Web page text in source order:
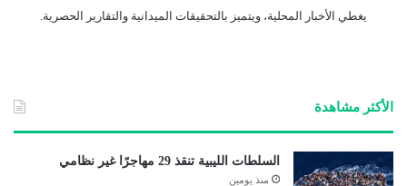
يغطي الأخبار المحلية، ويتميز بالتحقيقات الميدانية والتقارير الحصرية.
الأكثر مشاهدة
السلطات الليبية تنقذ 29 مهاجرًا غير نظامي
منذ يومين